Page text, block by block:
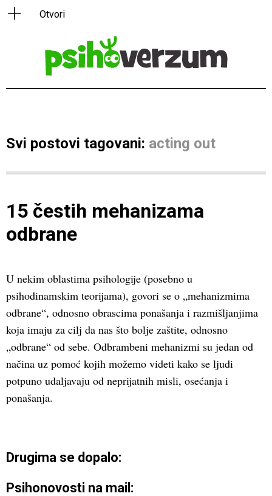
Svi postovi tagovani: acting out
15 čestih mehanizama
odbrane
U nekim oblastima psihologije (posebno u
psihodinamskim teorijama), govori se o „mehanizmima
odbrane“, odnosno obrascima ponašanja i razmišljanjima
koja imaju za cilj da nas što bolje zaštite, odnosno
„odbrane“ od sebe. Odbrambeni mehanizmi su jedan od
načina uz pomoć kojih možemo videti kako se ljudi
potpuno udaljavaju od neprijatnih misli, osećanja i
ponašanja.
Drugima se dopalo:
Psihonovosti na mail: